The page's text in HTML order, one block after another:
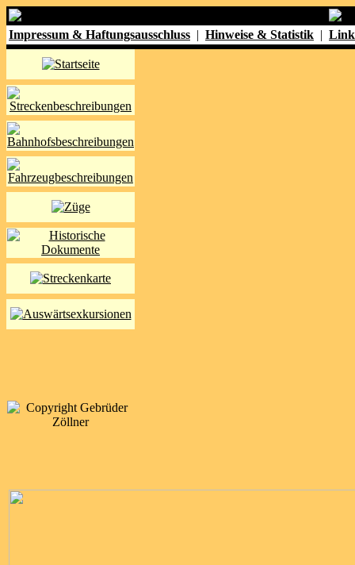
Impressum & Haftungsausschluss | Hinweise & Statistik |